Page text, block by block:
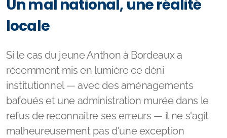
locale
récemment mis en lumière ce déni
institutionnel — avec des aménagements
bafoués et une administration murée dans le
refus de reconnaître ses erreurs — il ne s'agit
malheureusement pas d'une exception
géographique.